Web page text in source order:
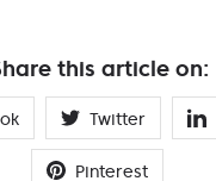
this article on:
Twitter
Pinterest